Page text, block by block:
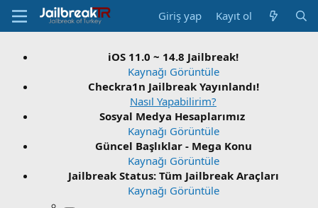
Giriş yap Kayıt ol
iOS 11.0 ~ 14.8 Jailbreak!
Kaynağı Görüntüle
Checkra1n Jailbreak Yayınlandı!
Nasıl Yapabilirim?
Sosyal Medya Hesaplarımız
Kaynağı Görüntüle
Güncel Başlıklar - Mega Konu
Kaynağı Görüntüle
Jailbreak Status: Tüm Jailbreak Araçları
Kaynağı Görüntüle